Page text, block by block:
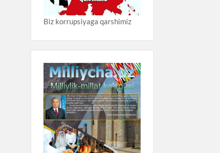
Biz korrupsiyaga qarshimiz